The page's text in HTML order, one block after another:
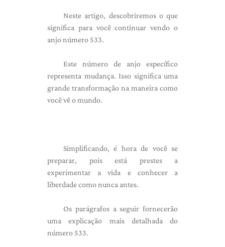
Neste artigo, descobriremos o que
significa para você continuar vendo o
anjo número 533.
Este número de anjo específico
representa mudança. Isso significa uma
grande transformação na maneira como
você vê o mundo.
Simplificando, é hora de você se
preparar, pois está prestes a
experimentar a vida e conhecer a
liberdade como nunca antes.
Os parágrafos a seguir fornecerão
uma explicação mais detalhada do
número 533.